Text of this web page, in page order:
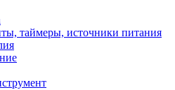
таймеры, источники питания